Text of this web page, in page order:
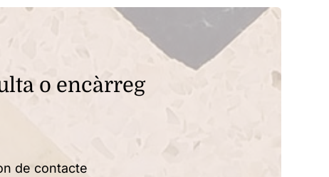
o encàrreg
de contacte